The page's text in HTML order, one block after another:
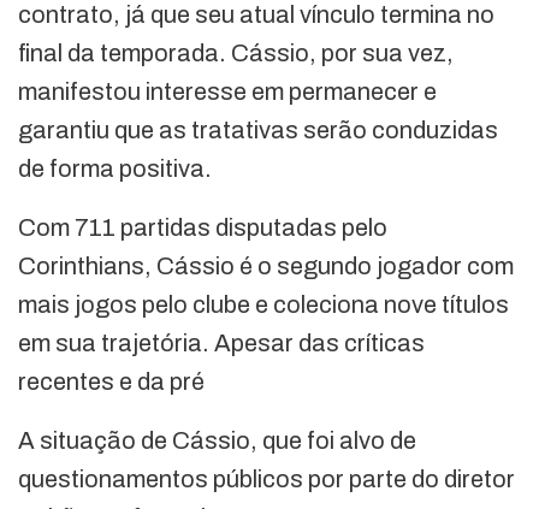
contrato, já que seu atual vínculo termina no
final da temporada. Cássio, por sua vez,
manifestou interesse em permanecer e
garantiu que as tratativas serão conduzidas
de forma positiva.
Com 711 partidas disputadas pelo
Corinthians, Cássio é o segundo jogador com
mais jogos pelo clube e coleciona nove títulos
em sua trajetória. Apesar das críticas
recentes e da pré
A situação de Cássio, que foi alvo de
questionamentos públicos por parte do diretor